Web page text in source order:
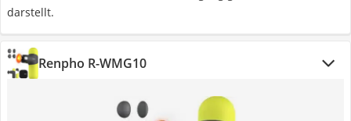
darstellt.
Renpho R-WMG10